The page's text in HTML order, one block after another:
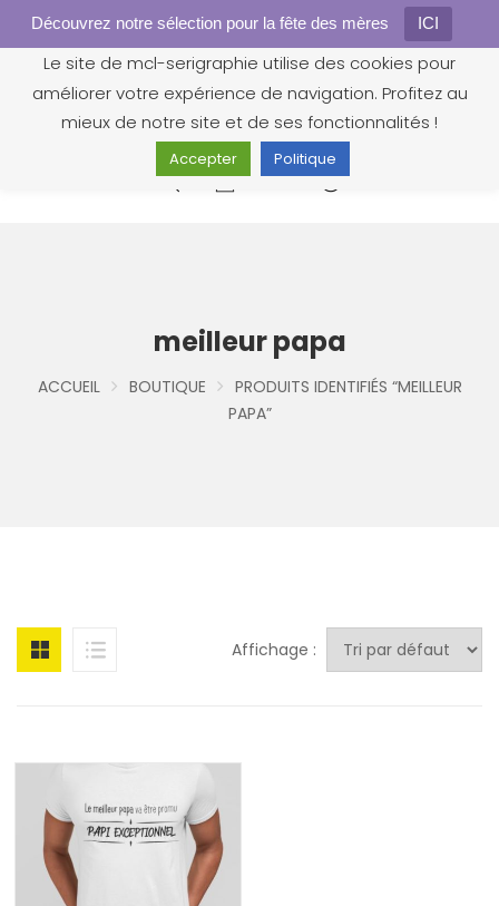
Découvrez notre sélection pour la fête des mères ICI
0
meilleur papa
ACCUEIL BOUTIQUE
PRODUITS IDENTIFIÉS “MEILLEUR
PAPA”
Affichage :
Gestion des cookies
Le site de mcl-serigraphie utilise des cookies pour
améliorer votre expérience de navigation. Profitez au
mieux de notre site et de ses fonctionnalités !
Accepter Politique